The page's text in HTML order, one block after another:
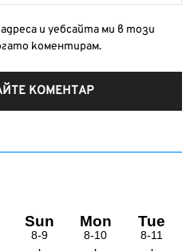
и уебсайта ми в този
коментирам.